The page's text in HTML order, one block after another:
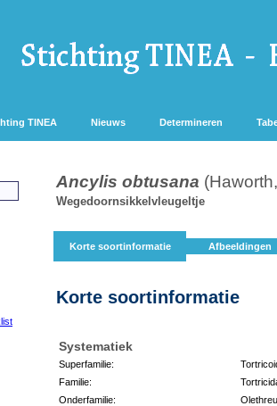
TINEA Nieuws Determineren
Ancylis obtusana
Wegedoornsikkelvleugeltje
Korte soortinformatie Afbeeldingen
Korte soortinformatie
Systematiek
Superfamilie:
Familie:
Onderfamilie: